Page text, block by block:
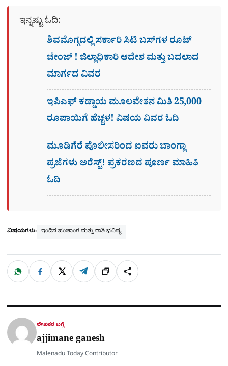
ಇನ್ನಷ್ಟು ಓದಿ:
ಶಿವಮೊಗ್ಗದಲ್ಲಿ ಸರ್ಕಾರಿ ಸಿಟಿ ಬಸ್​ಗಳ ರೂಟ್
ಚೇಂಜ್ ! ಜಿಲ್ಲಾಧಿಕಾರಿ ಆದೇಶ ಮತ್ತು ಬದಲಾದ
ಮಾರ್ಗದ ವಿವರ
ಇಪಿಎಫ್ ಕಡ್ಡಾಯ ಮೂಲವೇತನ ಮಿತಿ 25,000
ರೂಪಾಯಿಗೆ ಹೆಚ್ಚಳ! ವಿಷಯ ವಿವರ ಓದಿ
ಮೂಡಿಗೆರೆ ಪೊಲೀಸರಿಂದ ಐವರು ಬಾಂಗ್ಲಾ
ಪ್ರಜೆಗಳು ಅರೆಸ್ಟ್! ಪ್ರಕರಣದ ಪೂರ್ಣ ಮಾಹಿತಿ
ಓದಿ
ವಿಷಯಗಳು: ಇಂದಿನ ಪಂಚಾಂಗ ಮತ್ತು ರಾಶಿ ಭವಿಷ್ಯ
ಹಂಚಿಕೊಳ್ಳಿ
W
a
t
p
F
c
e
o
X T
l
e
a
ಲಿಂ
ಕ್
S
h
a
ಲೇಖಕರ ಬಗ್ಗೆ
ajjimane ganesh
Malenadu Today Contributor